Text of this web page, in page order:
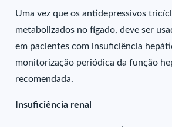
Uma vez que os antidepressivos
metabolizados no fígado, deve ser
em pacientes com insuficiência
monitorização periódica da função
recomendada.
Insuficiência renal